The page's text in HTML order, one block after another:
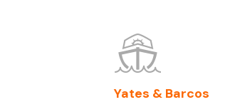
Yates & Barcos